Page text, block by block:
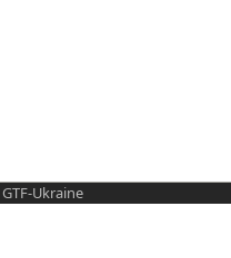
GTF-Ukraine